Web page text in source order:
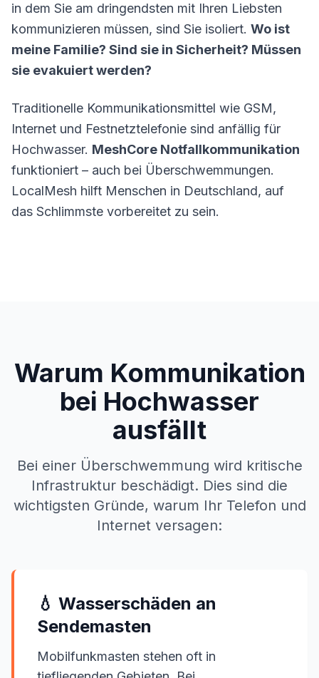
in dem Sie am dringendsten mit Ihren Liebsten
kommunizieren müssen, sind Sie isoliert. Wo ist
meine Familie? Sind sie in Sicherheit? Müssen
sie evakuiert werden?
Traditionelle Kommunikationsmittel wie GSM,
Internet und Festnetztelefonie sind anfällig für
Hochwasser. MeshCore Notfallkommunikation
funktioniert – auch bei Überschwemmungen.
LocalMesh hilft Menschen in Deutschland, auf
das Schlimmste vorbereitet zu sein.
Warum Kommunikation
bei Hochwasser
ausfällt
Bei einer Überschwemmung wird kritische
Infrastruktur beschädigt. Dies sind die
wichtigsten Gründe, warum Ihr Telefon und
Internet versagen:
💧 Wasserschäden an
Sendemasten
Mobilfunkmasten stehen oft in